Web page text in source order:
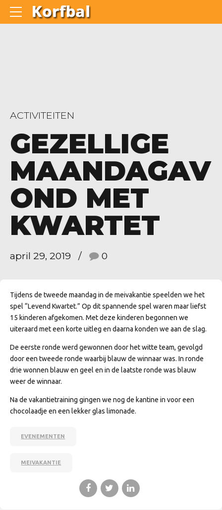
ACTIVITEITEN
GEZELLIGE
MAANDAGAV
OND MET
KWARTET
april 29, 2019 0
Tijdens de tweede maandag in de meivakantie speelden we het
spel “Levend Kwartet.” Op dit spannende spel waren maar liefst
15 kinderen afgekomen. Met deze kinderen begonnen we
uiteraard met een korte uitleg en daarna konden we aan de slag.
De eerste ronde werd gewonnen door het witte team, gevolgd
door een tweede ronde waarbij blauw de winnaar was. In ronde
drie wonnen blauw en geel en in de laatste ronde was blauw
weer de winnaar.
Na de vakantietraining gingen we nog de kantine in voor een
chocolaadje en een lekker glas limonade.
EVENEMENTEN
MEIVAKANTIE